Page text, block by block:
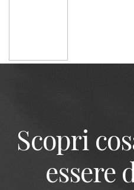
Scopri
essere